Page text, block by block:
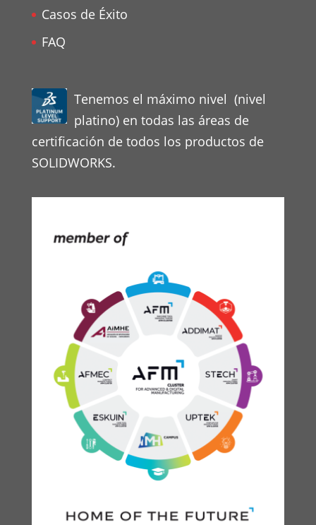
Casos de Éxito
FAQ
Tenemos el máximo nivel (nivel
platino) en todas las áreas de
certificación de todos los productos de
SOLIDWORKS.